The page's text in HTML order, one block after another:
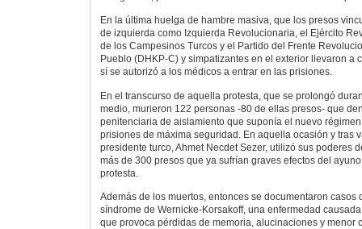
En la última huelga de hambre masiva, que los presos
de izquierda como Izquierda Revolucionaria, el Ejército
de los Campesinos Turcos y el Partido del Frente
Pueblo (DHKP-C) y simpatizantes en el exterior llevaron a
sí se autorizó a los médicos a entrar en las prisiones.
En el transcurso de aquella protesta, que se prolongó
medio, murieron 122 personas -80 de ellas presos- que
penitenciaria de aislamiento que suponía el nuevo
prisiones de máxima seguridad. En aquella ocasión y tras
presidente turco, Ahmet Necdet Sezer, utilizó sus poderes
más de 300 presos que ya sufrían graves efectos del
protesta.
Además de los muertos, entonces se documentaron casos
síndrome de Wernicke-Korsakoff, una enfermedad
que provoca pérdidas de memoria, alucinaciones y menor